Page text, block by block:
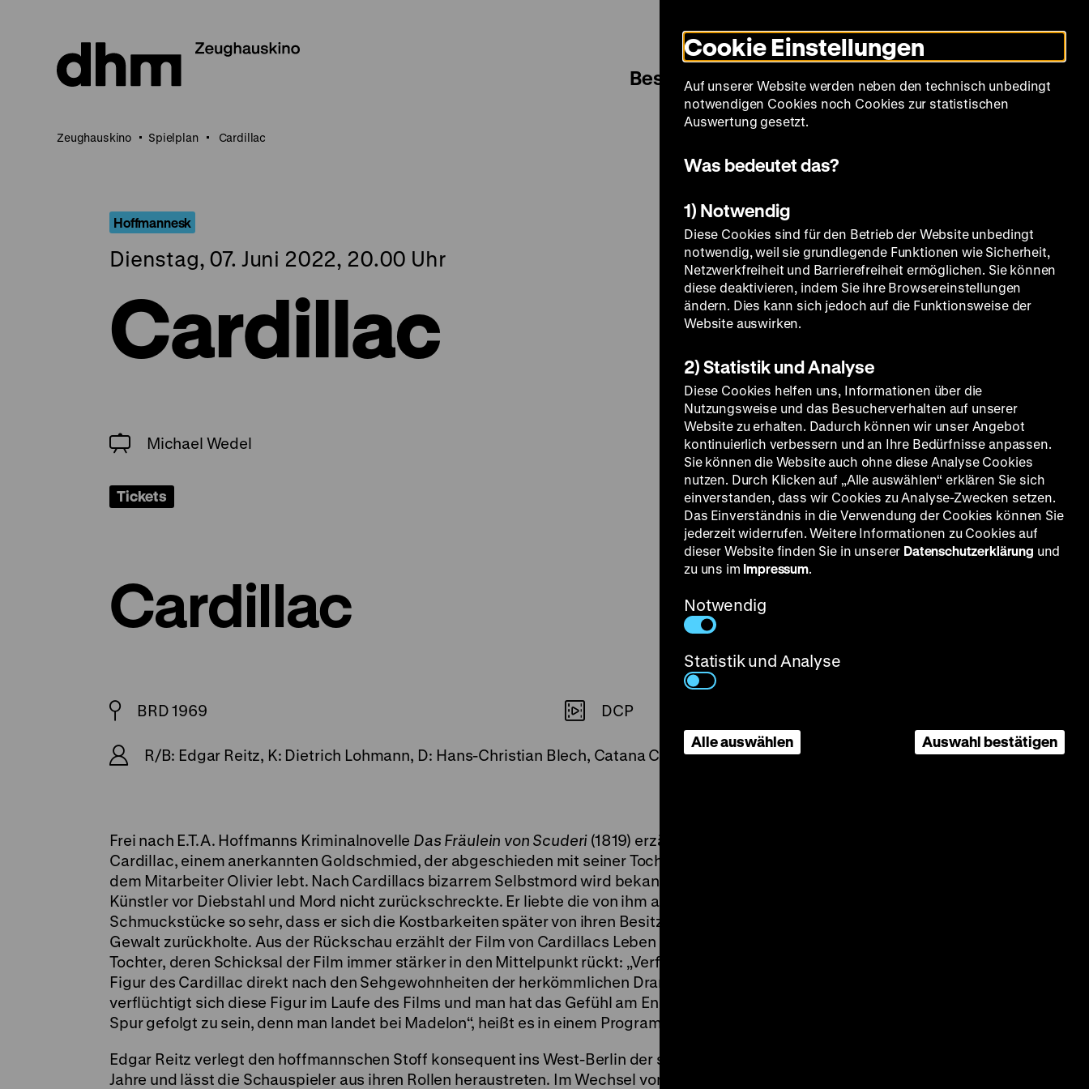
Seiteninhalt
springen
Modus
umschalten
Sprache
Besuch Spielplan Filmreihen Über uns
Zeughauskino Spielplan Cardillac
Hoffmannesk
Dienstag, 07. Juni 2022, 20.00 Uhr
Cardillac
Michael Wedel
Tickets
Cardillac
BRD 1969 DCP
R/B: Edgar Reitz, K: Dietrich Lohmann, D: Hans-Christian Blech, Catana Cayetano, Liane Hielscher, Rolf Becker, 97‘
Frei nach E.T.A. Hoffmanns Kriminalnovelle Das Fräulein von Scuderi (1819) erzählt der Film von
Cardillac, einem anerkannten Goldschmied, der abgeschieden mit seiner Tochter Madelon und
dem Mitarbeiter Olivier lebt. Nach Cardillacs bizarrem Selbstmord wird bekannt, dass der
Künstler vor Diebstahl und Mord nicht zurückschreckte. Er liebte die von ihm angefertigten
Schmuckstücke so sehr, dass er sich die Kostbarkeiten später von ihren Besitzern mit roher
Gewalt zurückholte. Aus der Rückschau erzählt der Film von Cardillacs Leben und von seiner
Tochter, deren Schicksal der Film immer stärker in den Mittelpunkt rückt: „Verfolgt man z.B. die
Figur des Cardillac direkt nach den Sehgewohnheiten der herkömmlichen Dramaturgie, so
verflüchtigt sich diese Figur im Laufe des Films und man hat das Gefühl am Ende einer falschen
Spur gefolgt zu sein, denn man landet bei Madelon“, heißt es in einem Programmheft zum Film.
Edgar Reitz verlegt den hoffmannschen Stoff konsequent ins West-Berlin der späten 1960er
Jahre und lässt die Schauspieler aus ihren Rollen heraustreten. Im Wechsel von Schwarzweiß
Cookie Einstellungen
Auf unserer Website werden neben den technisch unbedingt
notwendigen Cookies noch Cookies zur statistischen
Auswertung gesetzt.
Was bedeutet das?
1) Notwendig
Diese Cookies sind für den Betrieb der Website unbedingt
notwendig, weil sie grundlegende Funktionen wie Sicherheit,
Netzwerkfreiheit und Barrierefreiheit ermöglichen. Sie können
diese deaktivieren, indem Sie ihre Browsereinstellungen
ändern. Dies kann sich jedoch auf die Funktionsweise der
Website auswirken.
2) Statistik und Analyse
Diese Cookies helfen uns, Informationen über die
Nutzungsweise und das Besucherverhalten auf unserer
Website zu erhalten. Dadurch können wir unser Angebot
kontinuierlich verbessern und an Ihre Bedürfnisse anpassen.
Sie können die Website auch ohne diese Analyse Cookies
nutzen. Durch Klicken auf „Alle auswählen“ erklären Sie sich
einverstanden, dass wir Cookies zu Analyse-Zwecken setzen.
Das Einverständnis in die Verwendung der Cookies können Sie
jederzeit widerrufen. Weitere Informationen zu Cookies auf
dieser Website finden Sie in unserer Datenschutzerklärung und
zu uns im Impressum.
Notwendig
Statistik und Analyse
Alle auswählen Auswahl bestätigen